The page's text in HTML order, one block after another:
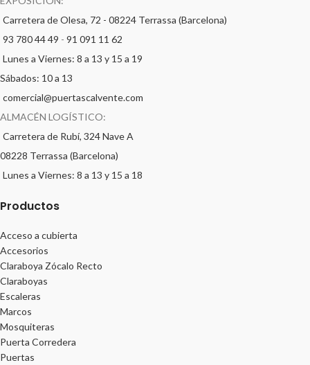
Carretera de Olesa, 72 - 08224 Terrassa (Barcelona)
93 780 44 49 - 91 091 11 62
Lunes a Viernes: 8 a 13 y 15 a 19
Sábados: 10 a 13
comercial@puertascalvente.com
ALMACÉN LOGÍSTICO:
Carretera de Rubí, 324 Nave A
08228 Terrassa (Barcelona)
Lunes a Viernes: 8 a 13 y 15 a 18
Productos
Acceso a cubierta
Accesorios
Claraboya Zócalo Recto
Claraboyas
Escaleras
Marcos
Mosquiteras
Puerta Corredera
Puertas